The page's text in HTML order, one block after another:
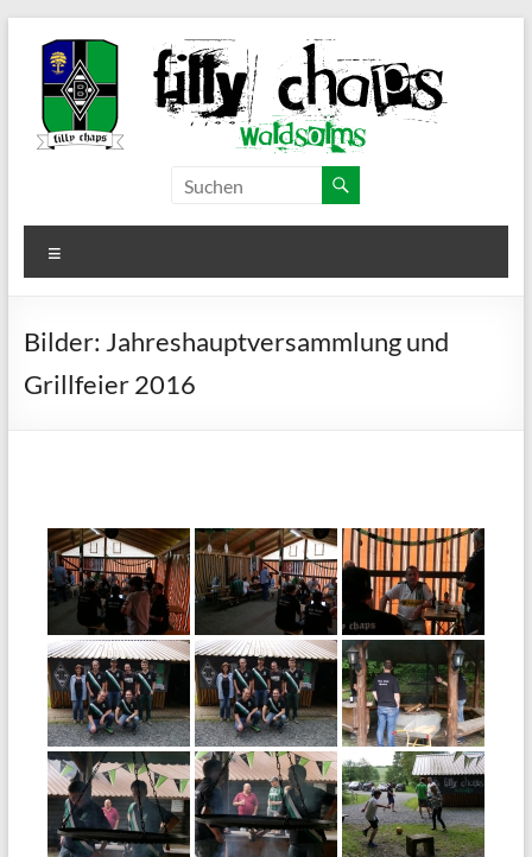
Inhalt
springen
Filly Chaps
–
Waldsolms
Bilder: Jahreshauptversammlung und
Grillfeier 2016